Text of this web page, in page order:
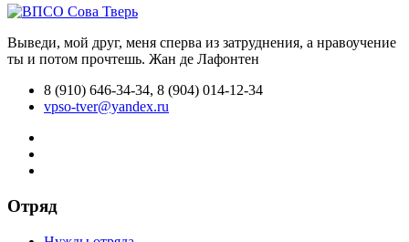
Выведи, мой друг, меня сперва из затруднения, а нравоучение
ты и потом прочтешь. Жан де Лафонтен
8 (910) 646-34-34, 8 (904) 014-12-34
vpso-tver@yandex.ru
Отряд